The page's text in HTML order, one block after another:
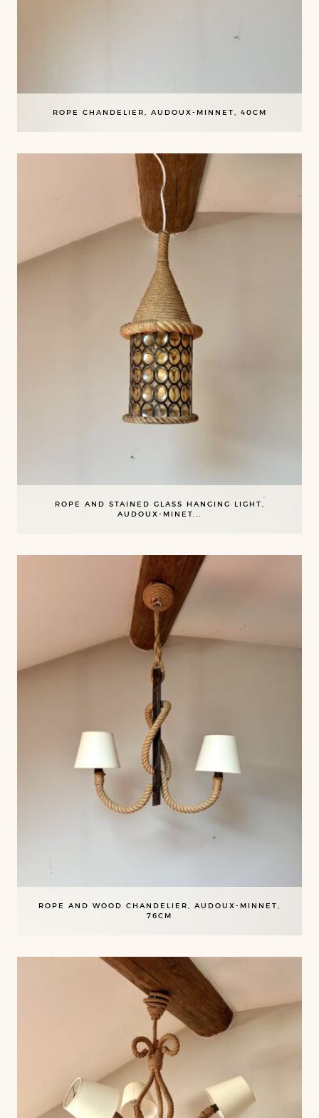
ROPE CHANDELIER, AUDOUX-MINNET, 40CM
ROPE AND STAINED GLASS HANGING LIGHT,
AUDOUX-MINET...
ROPE AND WOOD CHANDELIER, AUDOUX-MINNET,
76CM